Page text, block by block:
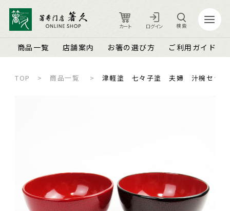
商品一覧 店舗案内 お箸の選び方 ご利用ガイド
検索
カート ログイン
名入れ可能なお箸
結婚祝い・結婚記念日
商品ピックアップ＆トピックス
お客さまの声
お箸の魅力
よくあるご質問
カート ログイン
TOP 商品一覧 津軽塗 七々子塗 夫婦 汁椀セット